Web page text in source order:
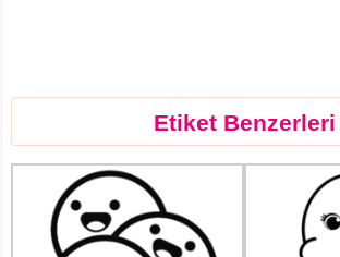
Etiket Benzerleri